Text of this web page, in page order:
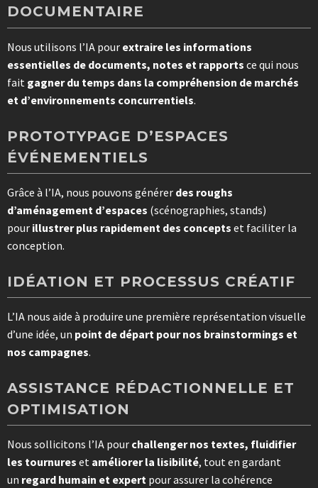
DOCUMENTAIRE
Nous utilisons l’IA pour extraire les informations
essentielles de documents, notes et rapports ce qui nous
fait gagner du temps dans la compréhension de marchés
et d’environnements concurrentiels.
PROTOTYPAGE D’ESPACES
ÉVÉNEMENTIELS
Grâce à l’IA, nous pouvons générer des roughs
d’aménagement d’espaces (scénographies, stands)
pour illustrer plus rapidement des concepts et faciliter la
conception.
IDÉATION ET PROCESSUS CRÉATIF
L’IA nous aide à produire une première représentation visuelle
d’une idée, un point de départ pour nos brainstormings et
nos campagnes.
ASSISTANCE RÉDACTIONNELLE ET
OPTIMISATION
Nous sollicitons l’IA pour challenger nos textes, fluidifier
les tournures et améliorer la lisibilité, tout en gardant
un regard humain et expert pour assurer la cohérence